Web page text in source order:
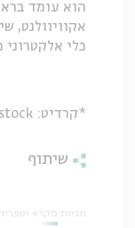
הוא עומד
כלי
*קרדיט: shutterstock
שיתוף
תגיות:מקרא